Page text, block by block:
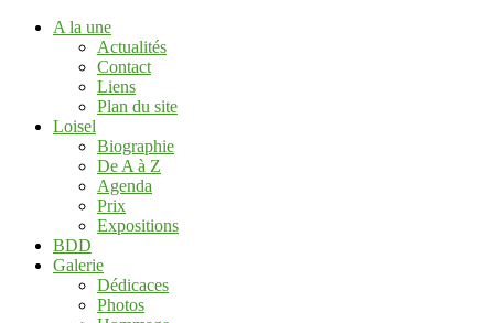
A la une
Actualités
Contact
Liens
Plan du site
Loisel
Biographie
De A à Z
Agenda
Prix
Expositions
BDD
Galerie
Dédicaces
Photos